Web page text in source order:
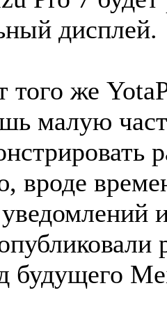
дисплей.
того же
малую
вроде
будущего